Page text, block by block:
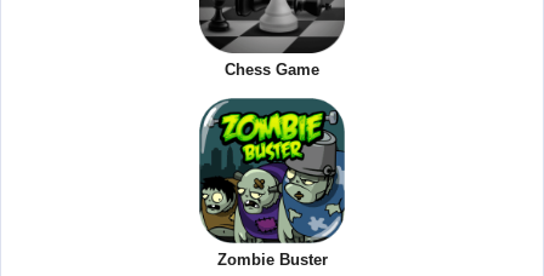
Chess Game
Zombie Buster